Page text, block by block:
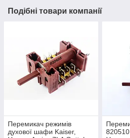
Подібні товари компанії
Перемикач режимів
духової шафи Kaiser,
820510